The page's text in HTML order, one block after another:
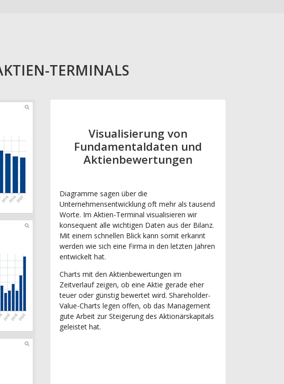
TERMINALS
Visualisierung von
Fundamentaldaten und
Aktienbewertungen
Diagramme sagen über die
Unternehmensentwicklung oft mehr als tausend
Worte. Im Aktien-Terminal visualisieren wir
konsequent alle wichtigen Daten aus der Bilanz.
Mit einem schnellen Blick kann somit erkannt
werden wie sich eine Firma in den letzten Jahren
entwickelt hat.
Charts mit den Aktienbewertungen im
Zeitverlauf zeigen, ob eine Aktie gerade eher
teuer oder günstig bewertet wird. Shareholder-
Value-Charts legen offen, ob das Management
gute Arbeit zur Steigerung des Aktionärskapitals
geleistet hat.